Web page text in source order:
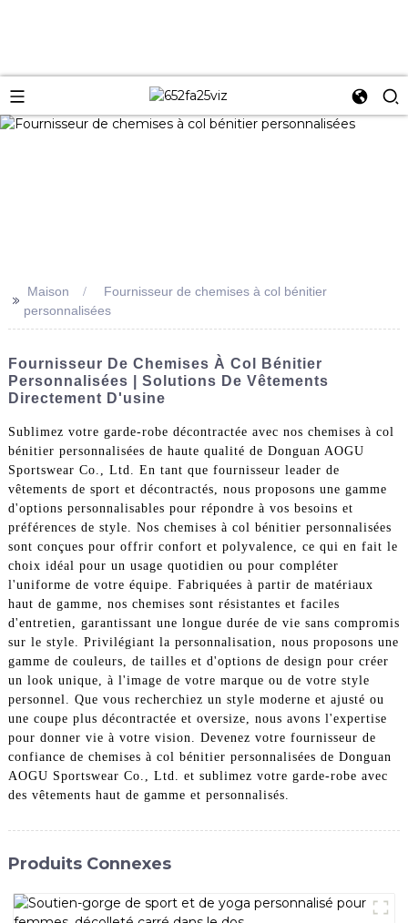
>> Maison
Fournisseur de chemises à col bénitier
personnalisées
Fournisseur De Chemises À Col Bénitier
Personnalisées | Solutions De Vêtements
Directement D'usine
Sublimez votre garde-robe décontractée avec nos chemises à col
bénitier personnalisées de haute qualité de Donguan AOGU
Sportswear Co., Ltd. En tant que fournisseur leader de
vêtements de sport et décontractés, nous proposons une gamme
d'options personnalisables pour répondre à vos besoins et
préférences de style. Nos chemises à col bénitier personnalisées
sont conçues pour offrir confort et polyvalence, ce qui en fait le
choix idéal pour un usage quotidien ou pour compléter
l'uniforme de votre équipe. Fabriquées à partir de matériaux
haut de gamme, nos chemises sont résistantes et faciles
d'entretien, garantissant une longue durée de vie sans compromis
sur le style. Privilégiant la personnalisation, nous proposons une
gamme de couleurs, de tailles et d'options de design pour créer
un look unique, à l'image de votre marque ou de votre style
personnel. Que vous recherchiez un style moderne et ajusté ou
une coupe plus décontractée et oversize, nous avons l'expertise
pour donner vie à votre vision. Devenez votre fournisseur de
confiance de chemises à col bénitier personnalisées de Donguan
AOGU Sportswear Co., Ltd. et sublimez votre garde-robe avec
des vêtements haut de gamme et personnalisés.
Produits Connexes